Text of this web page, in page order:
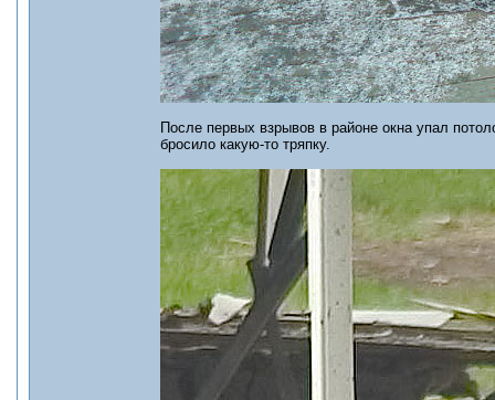
После первых взрывов в районе окна упал
бросило какую-то тряпку.